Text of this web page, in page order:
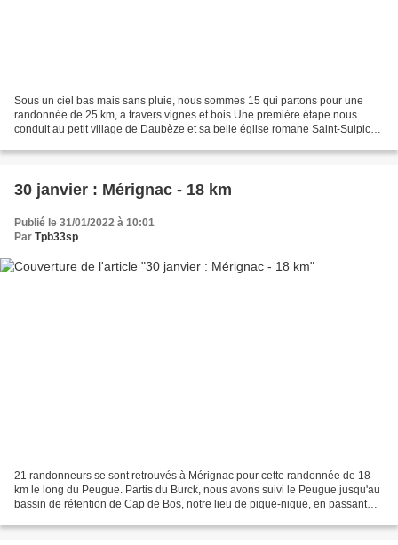
Sous un ciel bas mais sans pluie, nous sommes 15 qui partons pour une
randonnée de 25 km, à travers vignes et bois.Une première étape nous
conduit au petit village de Daubèze et sa belle église romane Saint-Sulpice,
30 janvier : Mérignac - 18 km
Publié le 31/01/2022 à 10:01
Par Tpb33sp
21 randonneurs se sont retrouvés à Mérignac pour cette randonnée de 18
km le long du Peugue. Partis du Burck, nous avons suivi le Peugue jusqu'au
bassin de rétention de Cap de Bos, notre lieu de pique-nique, en passant